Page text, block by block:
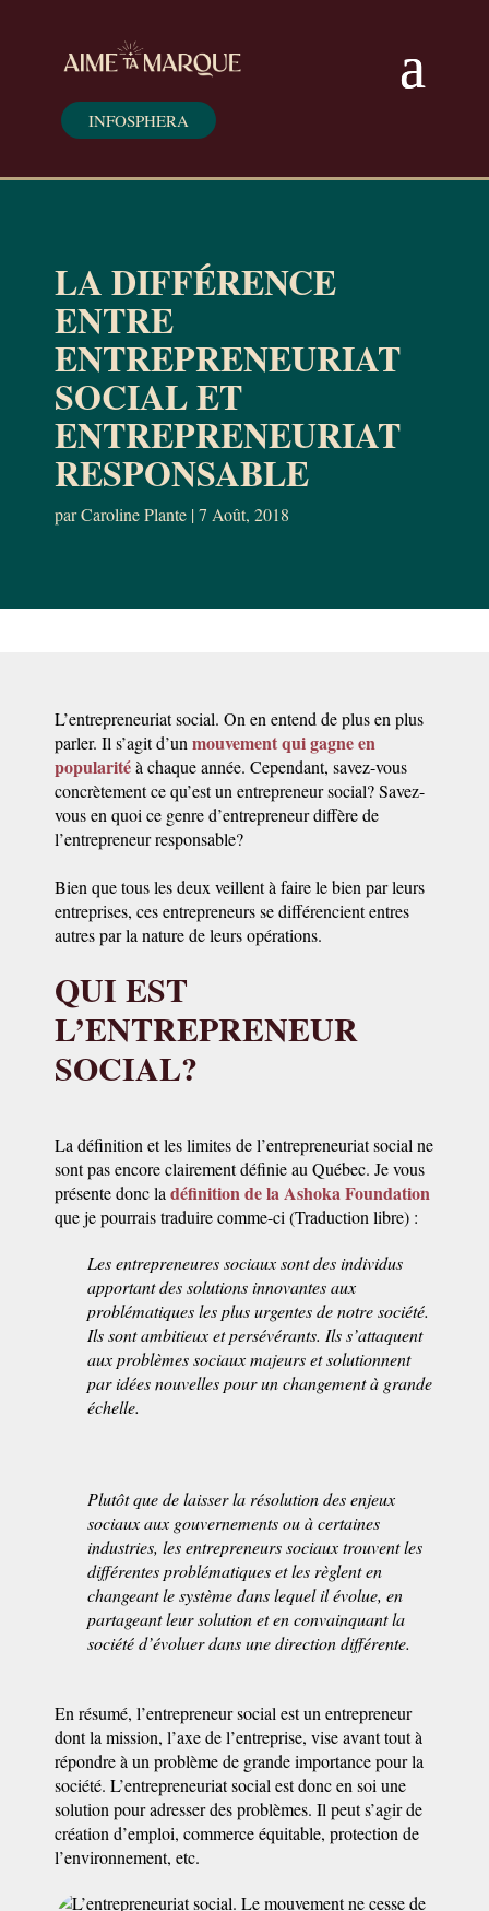
INFOSPHERA
LA DIFFÉRENCE
ENTRE
ENTREPRENEURIAT
SOCIAL ET
ENTREPRENEURIAT
RESPONSABLE
parCaroline Plante |7 Août, 2018
L’entrepreneuriat social. On en entend de plus en plus
parler. Il s’agit d’un mouvement qui gagne en
popularitéà chaque année. Cependant, savez-vous
concrètement ce qu’est un entrepreneur social? Savez-
vous en quoi ce genre d’entrepreneur diffère de
l’entrepreneur responsable?
Bien que tous les deux veillent à faire le bien par leurs
entreprises, ces entrepreneurs se différencient entres
autres par la nature de leurs opérations.
QUI EST
L’ENTREPRENEUR
SOCIAL?
La définition et les limites de l’entrepreneuriat social ne
sont pas encore clairement définie au Québec. Je vous
présente donc la définition de la Ashoka Foundation
que je pourrais traduire comme-ci (Traduction libre) :
Les entrepreneures sociaux sont des individus
apportant des solutions innovantes aux
problématiques les plus urgentes de notre société.
Ils sont ambitieux et persévérants. Ils s’attaquent
aux problèmes sociaux majeurs et solutionnent
par idées nouvelles pour un changement à grande
échelle.
Plutôt que de laisser la résolution des enjeux
sociaux aux gouvernements ou à certaines
industries, les entrepreneurs sociaux trouvent les
différentes problématiques et les règlent en
changeant le système dans lequel il évolue, en
partageant leur solution et en convainquant la
société d’évoluer dans une direction différente.
En résumé, l’entrepreneur social est un entrepreneur
dont la mission, l’axe de l’entreprise, vise avant tout à
répondre à un problème de grande importance pour la
société. L’entrepreneuriat social est donc en soi une
solution pour adresser des problèmes. Il peut s’agir de
création d’emploi, commerce équitable, protection de
l’environnement, etc.